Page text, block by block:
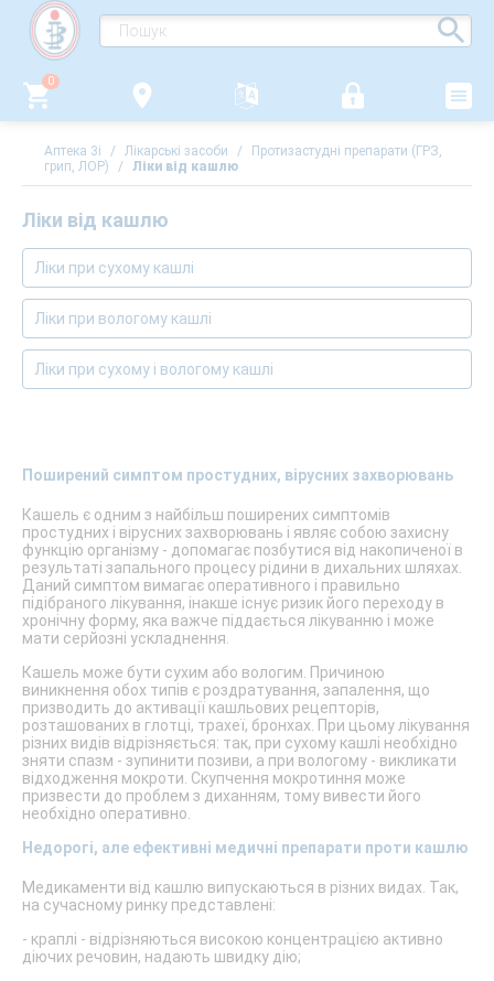
0
Аптека 3i / Лікарські засоби /
Протизастудні препарати (ГРЗ,
грип, ЛОР)
/ Ліки від кашлю
Ліки від кашлю
Ліки при сухому кашлі
Ліки при вологому кашлі
Ліки при сухому і вологому кашлі
Поширений симптом простудних, вірусних захворювань
Кашель є одним з найбільш поширених симптомів
простудних і вірусних захворювань і являє собою захисну
функцію організму - допомагає позбутися від накопиченої в
результаті запального процесу рідини в дихальних шляхах.
Даний симптом вимагає оперативного і правильно
підібраного лікування, інакше існує ризик його переходу в
хронічну форму, яка важче піддається лікуванню і може
мати серйозні ускладнення.
Кашель може бути сухим або вологим. Причиною
виникнення обох типів є роздратування, запалення, що
призводить до активації кашльових рецепторів,
розташованих в глотці, трахеї, бронхах. При цьому лікування
різних видів відрізняється: так, при сухому кашлі необхідно
зняти спазм - зупинити позиви, а при вологому - викликати
відходження мокроти. Скупчення мокротиння може
призвести до проблем з диханням, тому вивести його
необхідно оперативно.
Недорогі, але ефективні медичні препарати проти кашлю
Медикаменти від кашлю випускаються в різних видах. Так,
на сучасному ринку представлені:
- краплі - відрізняються високою концентрацією активно
діючих речовин, надають швидку дію;